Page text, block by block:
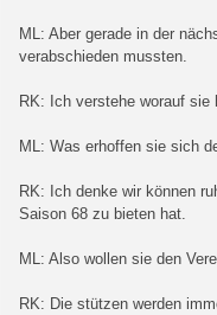
ML: Aber gerade in der
verabschieden mussten.
RK: Ich verstehe worauf
ML: Was erhoffen sie sich
RK: Ich denke wir können
Saison 68 zu bieten hat.
ML: Also wollen sie den
RK: Die stützen werden